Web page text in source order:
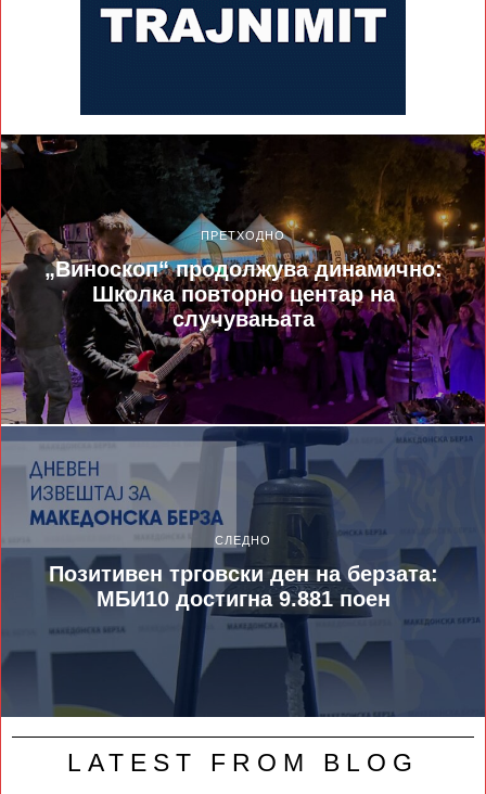
ПРЕТХОДНО
„Виноскоп“ продолжува динамично:
Школка повторно центар на
случувањата
СЛЕДНО
Позитивен трговски ден на берзата:
МБИ10 достигна 9.881 поен
LATEST FROM BLOG